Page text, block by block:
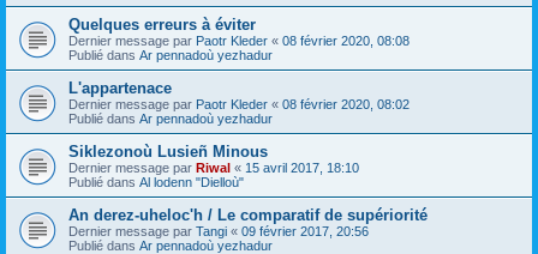
Quelques erreurs à éviter
Dernier message par Paotr Kleder « 08 février 2020, 08:08
Publié dans Ar pennadoù yezhadur
L'appartenace
Dernier message par Paotr Kleder « 08 février 2020, 08:02
Publié dans Ar pennadoù yezhadur
Siklezonoù Lusieñ Minous
Dernier message par Riwal « 15 avril 2017, 18:10
Publié dans Al lodenn "Dielloù"
An derez-uheloc'h / Le comparatif de supériorité
Dernier message par Tangi « 09 février 2017, 20:56
Publié dans Ar pennadoù yezhadur